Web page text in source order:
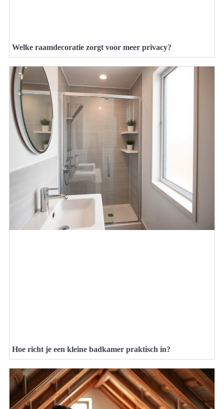
Welke raamdecoratie zorgt voor meer privacy?
Hoe richt je een kleine badkamer praktisch in?